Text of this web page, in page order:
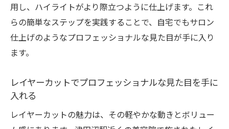
用し、ハイライトがより際立つように仕上げます。これ
らの簡単なステップを実践することで、自宅でもサロン
仕上げのようなプロフェッショナルな見た目が手に入り
ます。
レイヤーカットでプロフェッショナルな見た目を手に
入れる
レイヤーカットの魅力は、その軽やかな動きとボリュー